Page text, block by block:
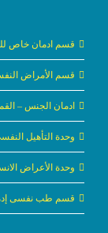
قسم ادمان خاص
قسم الأمراض
ادمان الجنس –
وحدة التأهيل
وحدة الأعراض
قسم طب نفسى